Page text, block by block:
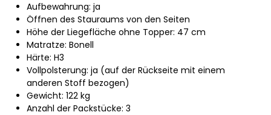
Aufbewahrung: ja
Öffnen des Stauraums von den Seiten
Höhe der Liegefläche ohne Topper: 47 cm
Matratze: Bonell
Härte: H3
Vollpolsterung: ja (auf der Rückseite mit einem
anderen Stoff bezogen)
Gewicht: 122 kg
Anzahl der Packstücke: 3